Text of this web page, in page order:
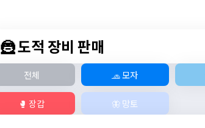
🦹 도적 장비 판매
전체 🧢 모자
🥊 장갑 🦋 망토